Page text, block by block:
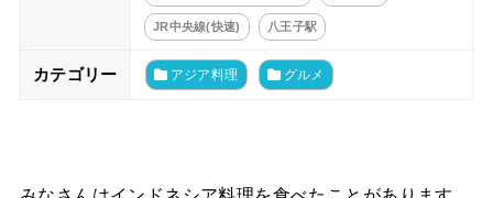
JR中央線(快速) 八王子駅
カテゴリー アジア料理 グルメ